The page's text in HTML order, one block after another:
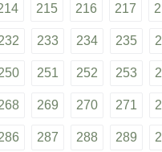
215 216 217
233 234 235
251 252 253
269 270 271
287 288 289